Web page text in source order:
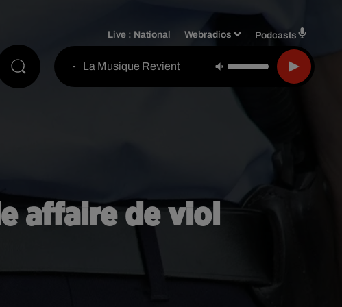
Live : National Webradios Podcasts
- La Musique Revient
affaire de viol